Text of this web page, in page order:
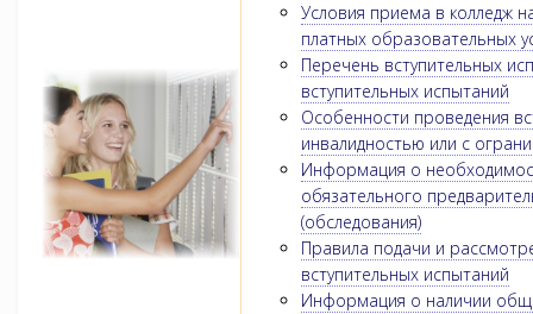
Условия приема в колледж
платных образовательных
Перечень вступительных
вступительных испытаний
Особенности проведения
инвалидностью или с
Информация о
обязательного
(обследования)
Правила подачи и
вступительных испытаний
Информация о наличии